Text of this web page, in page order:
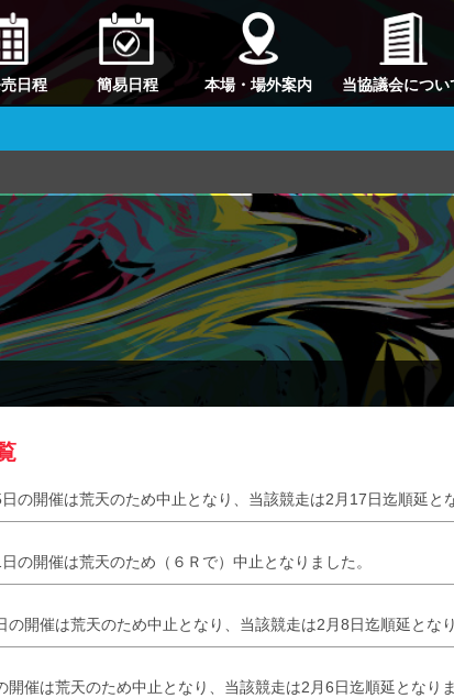
日程 簡易日程 本場・場外案内 当協議会につい
の開催は荒天のため中止となり、当該競走は2月17日迄順延と
の開催は荒天のため（６Ｒで）中止となりました。
の開催は荒天のため中止となり、当該競走は2月8日迄順延となり
開催は荒天のため中止となり、当該競走は2月6日迄順延となりま